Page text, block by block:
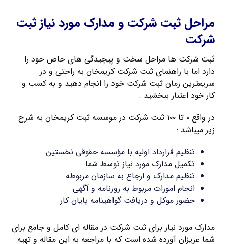
مراحل ثبت شرکت و مدارک مورد نیاز ثبت
شرکت
ثبت شرکت ها مراحل سخت و پیچیدگی های خاص خود را
دارد اما با راهنمای ثبت شرکت کریمخان به راحتی و در
سریعترین زمان ثبت شرکت خود را انجام دهید و به کسب و
کار خود اعتبار ببخشید .
در واقع ۰ تا ۱۰۰ ثبت شرکت در موسسه ثبت کریمخان به شرح
زیر میباشد :
تنظیم قرارداد اولیه با مؤسسه حقوقی نخستین
تکمیل مدارک مورد نیاز توسط شما
تنظیم مدارک و ارجاع به سازمان مربوطه
انجام امورات مربوط به روزنامه و آگهی
حضور موکل و دریافت گواهینامه پایان کار
مدارک مورد نیاز برای ثبت شرکت در مقاله ای کامل و جامع برای
شما عزیزان آورده شده است که با مراجعه به این مقاله و تهیه